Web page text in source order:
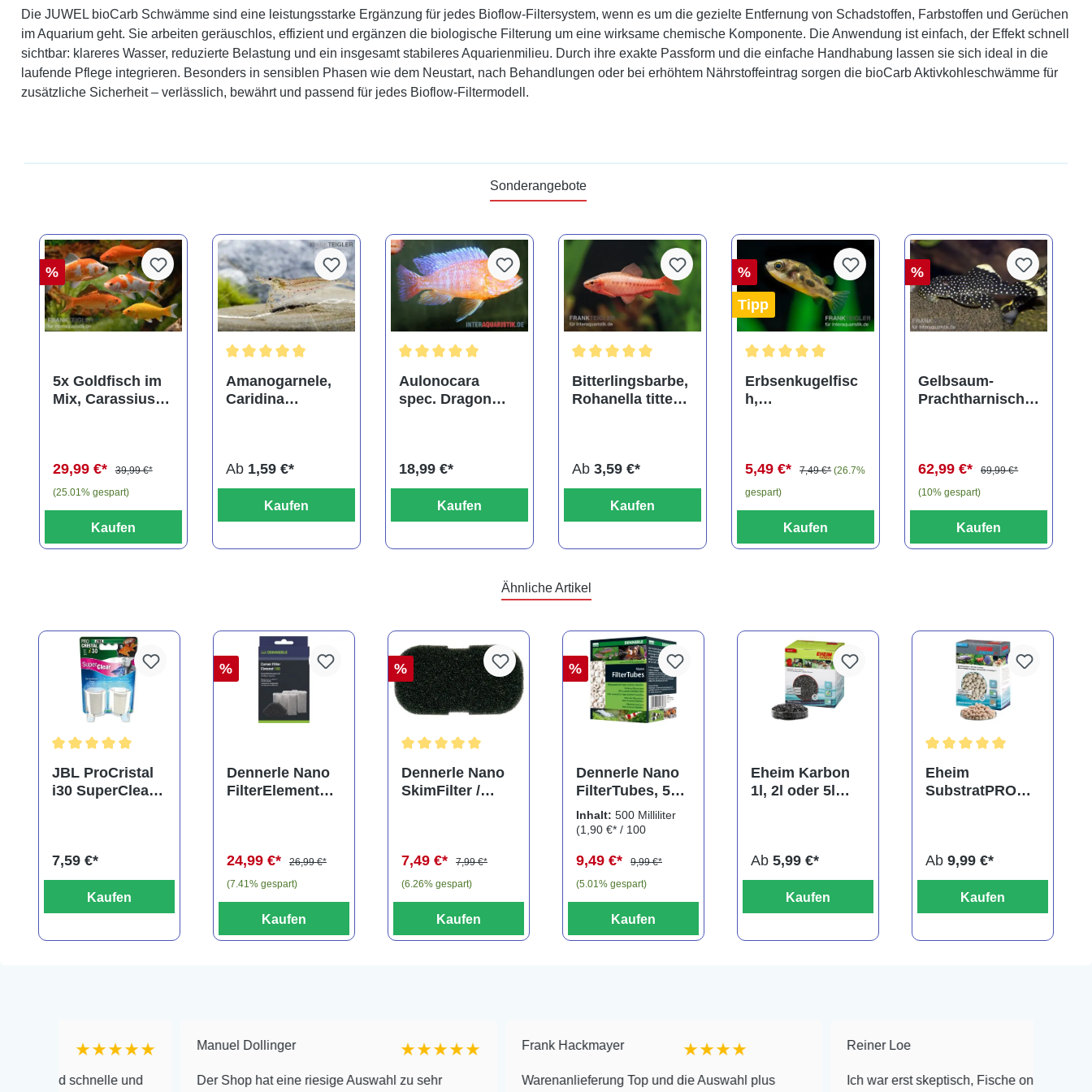
Die JUWEL bioCarb Schwämme sind eine leistungsstarke Ergänzung für jedes Bioflow-Filtersystem, wenn es um die gezielte Entfernung von Schadstoffen, Farbstoffen und Gerüchen
im Aquarium geht. Sie arbeiten geräuschlos, effizient und ergänzen die biologische Filterung um eine wirksame chemische Komponente. Die Anwendung ist einfach, der Effekt schnell
sichtbar: klareres Wasser, reduzierte Belastung und ein insgesamt stabileres Aquarienmilieu. Durch ihre exakte Passform und die einfache Handhabung lassen sie sich ideal in die
laufende Pflege integrieren. Besonders in sensiblen Phasen wie dem Neustart, nach Behandlungen oder bei erhöhtem Nährstoffeintrag sorgen die bioCarb Aktivkohleschwämme für
zusätzliche Sicherheit – verlässlich, bewährt und passend für jedes Bioflow-Filtermodell.
Sonderangebote
%
5x Goldfisch im
Mix, Carassius
29,99 €*
39,99 €*
(25.01% gespart)
Kaufen
Amanogarnele,
Caridina
Ab 1,59 €*
Kaufen
Aulonocara
spec. Dragon
18,99 €*
Kaufen
Bitterlingsbarbe,
Rohanella titteya,
Ab 3,59 €*
Kaufen
%
Tipp
Erbsenkugelfisc
h,
5,49 €*
7,49 €* (26.7%
gespart)
Kaufen
%
Gelbsaum-
Prachtharnischw
62,99 €*
69,99 €*
(10% gespart)
Kaufen
Ähnliche Artikel
JBL ProCristal
i30 SuperClear,
7,59 €*
Kaufen
%
Dennerle Nano
FilterElement
(2er-Pack)
24,99 €*
26,99 €*
(7.41% gespart)
Kaufen
%
Dennerle Nano
SkimFilter /
7,49 €*
7,99 €*
(6.26% gespart)
Kaufen
%
Dennerle Nano
FilterTubes, 500
ml, Filterringe
Inhalt: 500 Milliliter
(1,90 €* / 100
9,49 €*
9,99 €*
(5.01% gespart)
Kaufen
Eheim Karbon
1l, 2l oder 5l
Ab5,99 €*
Kaufen
Eheim
SubstratPRO
Ab9,99 €*
Kaufen
★★★★★
schnelle und
Manuel Dollinger ★★★★★
Der Shop hat eine riesige Auswahl zu sehr
Frank Hackmayer ★★★★
Warenanlieferung Top und die Auswahl plus
Reiner Loe
Ich war erst skeptisch, Fische online zu bestellen!